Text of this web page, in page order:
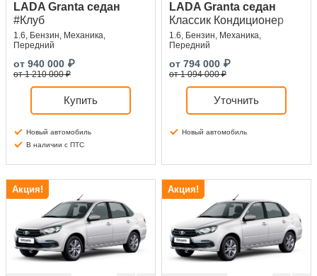
LADA Granta седан
#Клуб
1.6, Бензин, Механика,
Передний
от 940 000 ₽
от 1 210 000 ₽
Купить
Новый автомобиль
В наличии с ПТС
LADA Granta седан
Классик Кондиционер
1.6, Бензин, Механика,
Передний
от 794 000 ₽
от 1 094 000 ₽
Уточнить
Новый автомобиль
Акция! Акция!